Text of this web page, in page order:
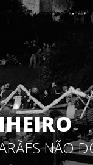
NÃO